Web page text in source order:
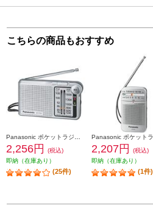
こちらの商品もおすすめ
Panasonic ポケットラジオ【FM/AM 2バンドレシーバー/ワイドFM対応/シルバー】 RF-P155-S
2,256円
(税込)
即納（在庫あり）
(25件)
2,207円
(税込)
即納（在庫あり）
(1件)